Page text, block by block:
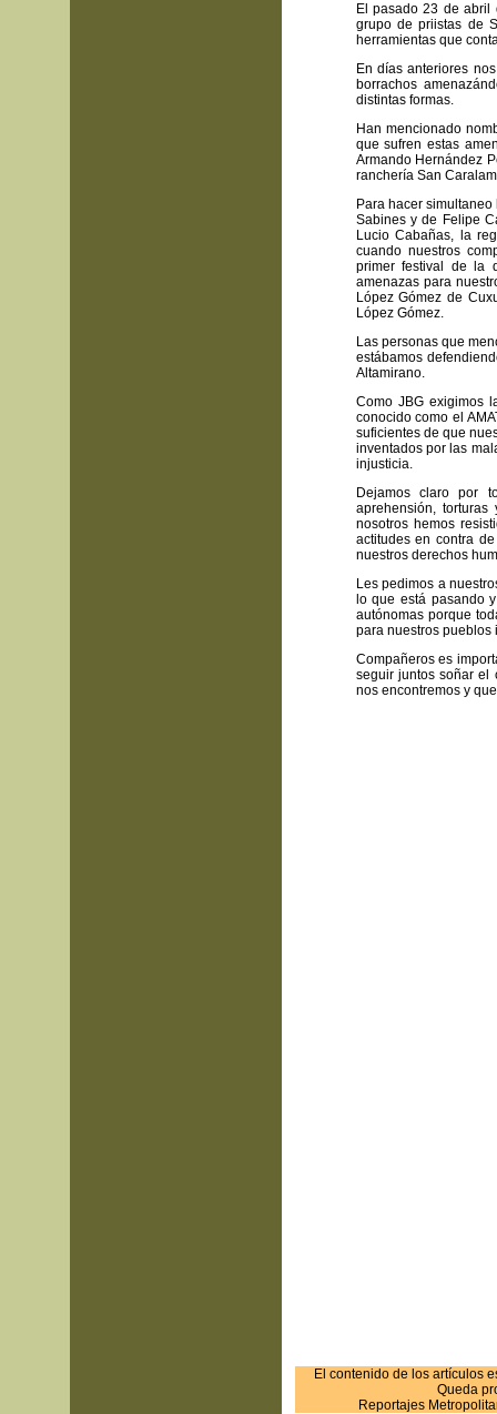
El pasado 23 de
grupo de priistas de
herramientas que
En días anteriores
borrachos
distintas formas.
Han mencionado
que sufren estas
Armando Hernández
ranchería San
Para hacer
Sabines y de Felipe
Lucio Cabañas, la
cuando nuestros
primer festival de la
amenazas para
López Gómez de
López Gómez.
Las personas que
estábamos
Altamirano.
Como JBG exigimos
conocido como el
suficientes de que
inventados por las
injusticia.
Dejamos claro por
aprehensión,
nosotros hemos
actitudes en contra
nuestros derechos
Les pedimos a
lo que está pasando
autónomas porque
para nuestros pueblos
Compañeros es
seguir juntos soñar
nos encontremos y
El contenido de los artículos
Queda
Reportajes